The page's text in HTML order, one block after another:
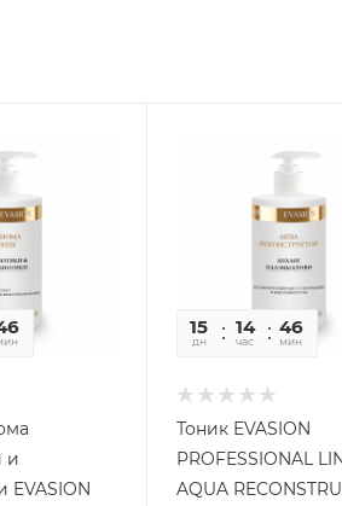
и
EVASION
15
дн
14
час
46
мин
Тоник EVASION
PROFESSIONAL
AQUA